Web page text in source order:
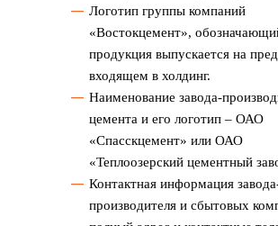
Логотип группы компаний
«Востокцемент»,
продукция выпускается на
входящем в холдинг.
Наименование завода-
цемента и его логотип – ОАО
«Спасскцемент» или ОАО
«Теплоозерский цементный
Контактная информация
производителя и сбытовых